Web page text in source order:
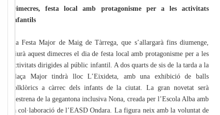
Dimecres, festa local amb protagonisme per a les activitats
infantils
La Festa Major de Maig de Tàrrega, que s’allargarà fins diumenge,
viurà aquest dimecres el dia de festa local amb protagonisme per a les
activitats dirigides al públic infantil. A dos quarts de sis de la tarda a la
plaça Major tindrà lloc L’Eixideta, amb una exhibició de balls
folklòrics a càrrec dels infants de la ciutat. La gran novetat serà
l’estrena de la gegantona inclusiva Nona, creada per l’Escola Alba amb
la col·laboració de l’EASD Ondara. La figura neix amb la voluntat de